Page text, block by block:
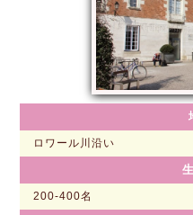
ロワール川沿い
200-400名